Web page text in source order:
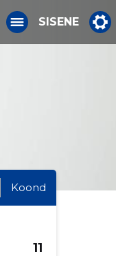
SISENE
Koond
11